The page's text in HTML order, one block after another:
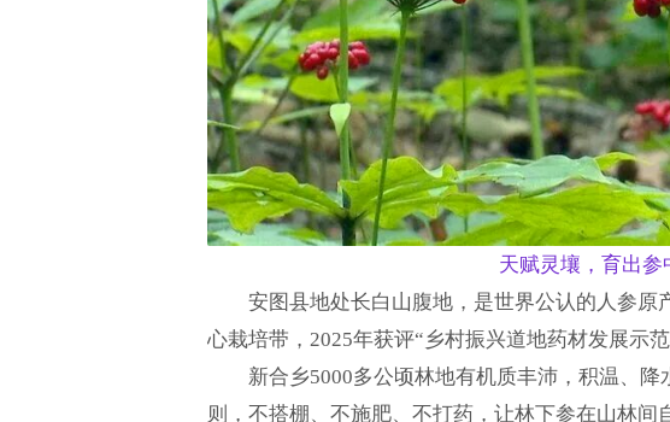
天赋灵壤，育出参
安图县地处长白山腹地，是世界公认的人参
心栽培带，2025年获评“乡村振兴道地药材发展示
新合乡5000多公顷林地有机质丰沛，积温、
则，不搭棚、不施肥、不打药，让林下参在山林间